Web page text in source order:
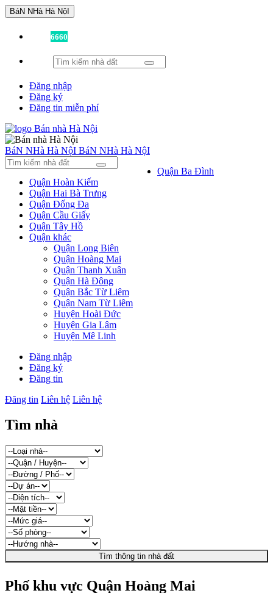
BáN NHà Hà NộI
6660
Đăng nhập
Đăng ký
Đăng tin miễn phí
BáN NHà Hà NộI BáN NHà Hà NộI
Quận Ba Đình
Quận Hoàn Kiếm
Quận Hai Bà Trưng
Quận Đống Đa
Quận Cầu Giấy
Quận Tây Hồ
Quận khác
Quận Long Biên
Quận Hoàng Mai
Quận Thanh Xuân
Quận Hà Đông
Quận Bắc Từ Liêm
Quận Nam Từ Liêm
Huyện Hoài Đức
Huyện Gia Lâm
Huyện Mê Linh
Đăng nhập
Đăng ký
Đăng tin
Đăng tin Liên hệ Liên hệ
Tìm nhà
Tìm thông tin nhà đất
Phố khu vực Quận Hoàng Mai